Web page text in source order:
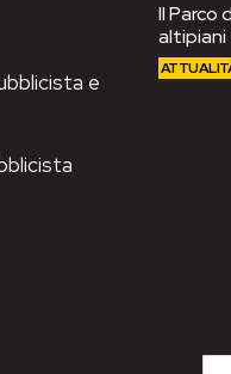
e
Il Parco
altipiani